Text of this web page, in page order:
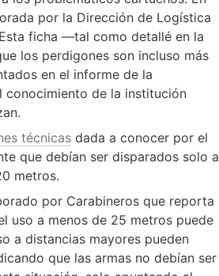
por la Dirección de Logística
los perdigones son incluso más
en el informe de la
conocimiento de la institución
técnicas dada a conocer por el
que debían ser disparados solo a
metros.
por Carabineros que reporta
uso a menos de 25 metros puede
a distancias mayores pueden
que las armas no debían ser